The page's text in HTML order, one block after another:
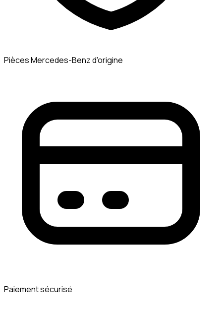
Pièces Mercedes-Benz d'origine
Paiement sécurisé